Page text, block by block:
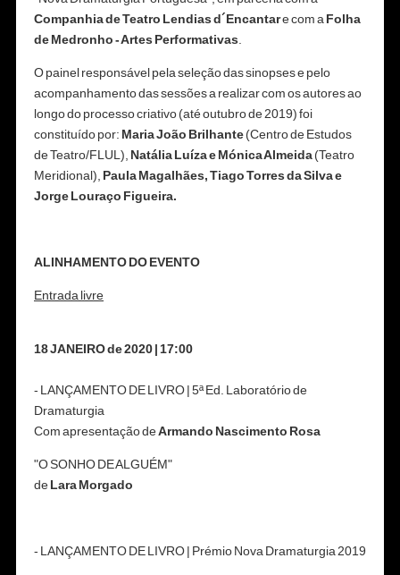
Companhia de Teatro Lendias d´Encantare com a Folha
de Medronho - Artes Performativas
O painel responsável pela seleção das sinopses e pelo
acompanhamento das sessões a realizar com os autores ao
longo do processo criativo (até outubro de 2019) foi
constituído por: Maria João Brilhante(Centro de Estudos
de Teatro/FLUL), Natália Luíza e Mónica Almeida(Teatro
Meridional), Paula Magalhães, Tiago Torres da Silva e
Jorge Louraço Figueira.
ALINHAMENTO DO EVENTO
Entrada livre
18 JANEIRO de 2020 | 17:00
- LANÇAMENTO DE LIVRO | 5ª Ed. Laboratório de
Dramaturgia
Com apresentação deArmando Nascimento Rosa
"O SONHO DE ALGUÉM"
deLara Morgado
- LANÇAMENTO DE LIVRO | Prémio Nova Dramaturgia 2019